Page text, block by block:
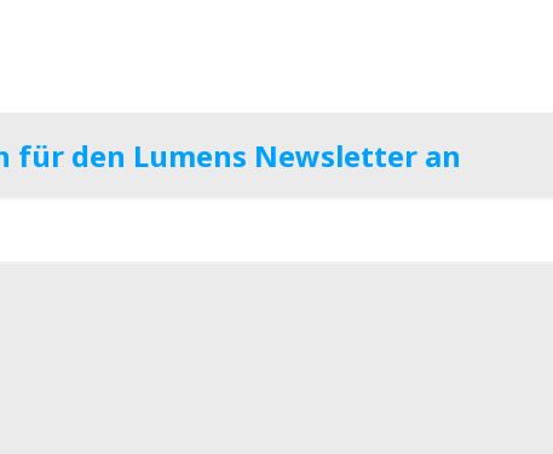
für den Lumens Newsletter an